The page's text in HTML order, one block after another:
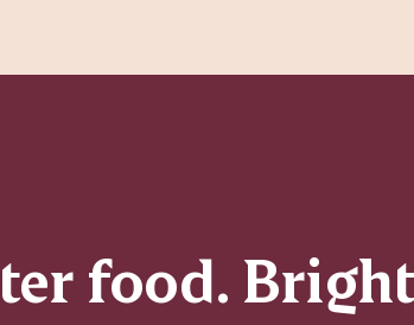
food.